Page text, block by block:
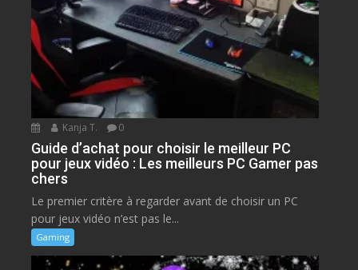
Kanja T. 0
Guide d’achat pour choisir le meilleur PC
pour jeux vidéo : Les meilleurs PC Gamer pas
chers
Le premier critère à regarder avant de choisir un PC
pour jeux vidéo n’est pas le...
Gaming